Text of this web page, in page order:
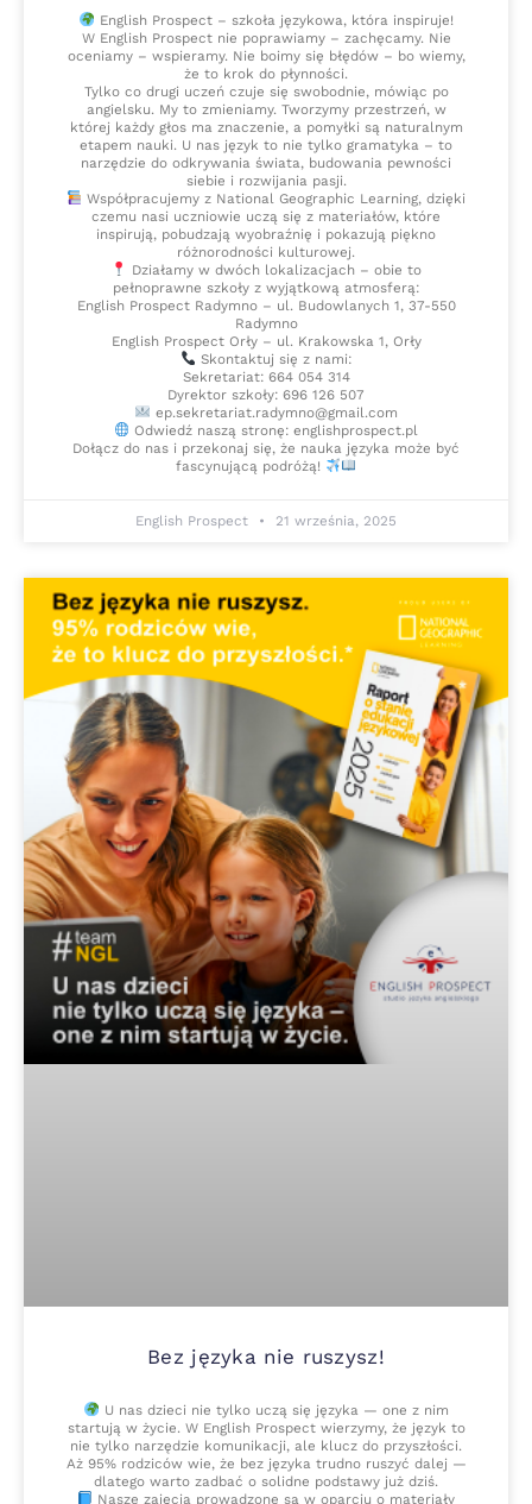
English Prospect – szkoła językowa, która inspiruje!
W English Prospect nie poprawiamy – zachęcamy. Nie
oceniamy – wspieramy. Nie boimy się błędów – bo wiemy,
że to krok do płynności.
Tylko co drugi uczeń czuje się swobodnie, mówiąc po
angielsku. My to zmieniamy. Tworzymy przestrzeń, w
której każdy głos ma znaczenie, a pomyłki są naturalnym
etapem nauki. U nas język to nie tylko gramatyka – to
narzędzie do odkrywania świata, budowania pewności
siebie i rozwijania pasji.
Współpracujemy z National Geographic Learning, dzięki
czemu nasi uczniowie uczą się z materiałów, które
inspirują, pobudzają wyobraźnię i pokazują piękno
różnorodności kulturowej.
Działamy w dwóch lokalizacjach – obie to
pełnoprawne szkoły z wyjątkową atmosferą:
English Prospect Radymno – ul. Budowlanych 1, 37-550
Radymno
English Prospect Orły – ul. Krakowska 1, Orły
Skontaktuj się z nami:
Sekretariat: 664 054 314
Dyrektor szkoły: 696 126 507
ep.sekretariat.radymno@gmail.com
Odwiedź naszą stronę: englishprospect.pl
Dołącz do nas i przekonaj się, że nauka języka może być
fascynującą podróżą!
English Prospect 21 września, 2025
Bez języka nie ruszysz!
U nas dzieci nie tylko uczą się języka — one z nim
startują w życie. W English Prospect wierzymy, że język to
nie tylko narzędzie komunikacji, ale klucz do przyszłości.
Aż 95% rodziców wie, że bez języka trudno ruszyć dalej —
dlatego warto zadbać o solidne podstawy już dziś.
Nasze zajęcia prowadzone są w oparciu o materiały